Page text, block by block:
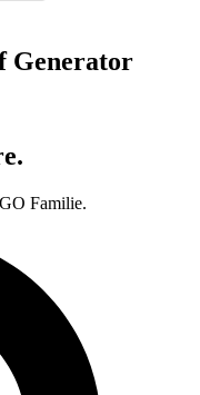
Generator
Familie.